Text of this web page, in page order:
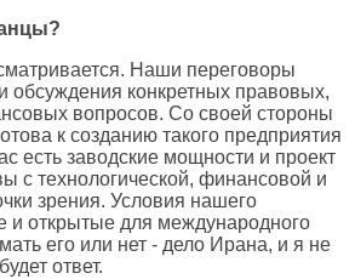
Наши переговоры
обсуждения конкретных правовых,
вопросов. Со своей стороны
к созданию такого предприятия
есть заводские мощности и проект
с технологической, финансовой и
зрения. Условия нашего
и открытые для международного
его или нет - дело Ирана, и я не
ответ.